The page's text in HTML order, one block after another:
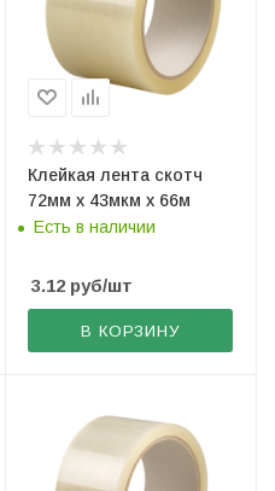
Клейкая лента скотч
72мм х 43мкм х 66м
Есть в наличии
3.12 руб/шт
В КОРЗИНУ